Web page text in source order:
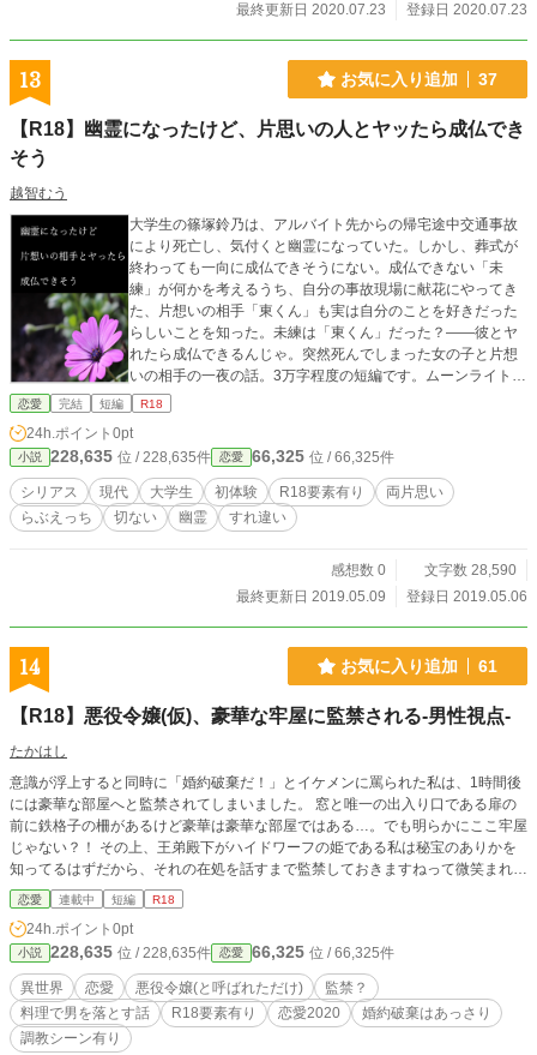
最終更新日 2020.07.23
登録日 2020.07.23
13 お気に入り追加 37
【R18】幽霊になったけど、片思いの人とヤッたら成仏でき
そう
越智むう
大学生の篠塚鈴乃は、アルバイト先からの帰宅途中交通事故
により死亡し、気付くと幽霊になっていた。しかし、葬式が
終わっても一向に成仏できそうにない。成仏できない「未
練」が何かを考えるうち、自分の事故現場に献花にやってき
た、片想いの相手「東くん」も実は自分のことを好きだった
らしいことを知った。未練は「東くん」だった？――彼とヤ
れたら成仏できるんじゃ。突然死んでしまった女の子と片想
いの相手の一夜の話。3万字程度の短編です。ムーンライトノ
ベルズにも掲載中です。 ※表紙画像はPixabay様のフリー素
恋愛 完結 短編 R18
24h.ポイント 0pt
小説 228,635 位 / 228,635件 恋愛 66,325 位 / 66,325件
シリアス 現代 大学生 初体験 R18要素有り
両片思い
らぶえっち
切ない 幽霊 すれ違い
感想数 0
文字数 28,590
最終更新日 2019.05.09
登録日 2019.05.06
14 お気に入り追加 61
【R18】悪役令嬢(仮)、豪華な牢屋に監禁される-男性視点-
たかはし
意識が浮上すると同時に「婚約破棄だ！」とイケメンに罵られた私は、1時間後
には豪華な部屋へと監禁されてしまいました。 窓と唯一の出入り口である扉の
前に鉄格子の柵があるけど豪華は豪華な部屋ではある…。でも明らかにここ牢屋
じゃない？！ その上、王弟殿下がハイドワーフの姫である私は秘宝のありかを
知ってるはずだから、それの在処を話すまで監禁しておきますねって微笑まれて
しまって？！ …は？そんなの知らないんですけど！ ・性行為をする話には＃が
ついています 【R18】悪役令嬢(仮)、豪華な牢屋に監禁されるhttps://www.alpha
polis.co.jp/novel/205245899/756335882 の男性視点のお話になります こっち
の方がR18要素が多いかも…？ 第13回恋愛小説大賞に参加しています。よろし
くお願いします。
恋愛 連載中 短編 R18
24h.ポイント 0pt
小説 228,635 位 / 228,635件 恋愛 66,325 位 / 66,325件
異世界 恋愛 悪役令嬢(と呼ばれただけ)
監禁？
料理で男を落とす話
R18要素有り 恋愛2020
婚約破棄はあっさり
調教シーン有り